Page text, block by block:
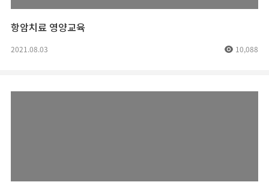
항암치료 영양교육
2021.08.03 10,088